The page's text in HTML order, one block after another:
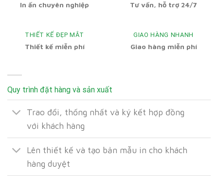
In ấn chuyên nghiệp Tư vấn, hỗ trợ 24/7
THIẾT KẾ ĐẸP MẮT
Thiết kế miễn phí
GIAO HÀNG NHANH
Giao hàng miễn phí
Quy trình đặt hàng và sản xuất
Trao đổi, thống nhất và ký kết hợp đồng
với khách hàng
Lên thiết kế và tạo bản mẫu in cho khách
hàng duyệt